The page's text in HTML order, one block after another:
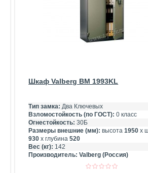
Шкаф Valberg BM 1993KL
Тип замка: Два Ключевых
Взломостойкость (по ГОСТ): 0 класс
Огнестойкость: 30Б
Размеры внешние (мм): высота1950 х
930 х глубина520
Вес (кг): 142
Производитель:Valberg (Россия)